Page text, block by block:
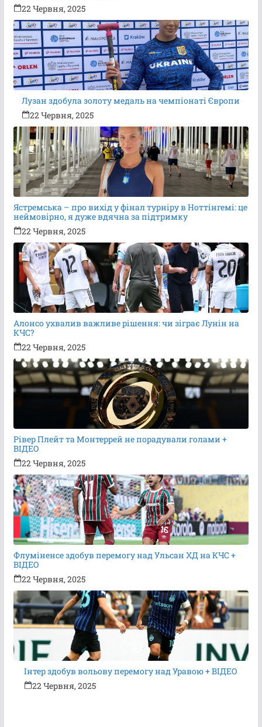
22 Червня, 2025
Лузан здобула золоту медаль на чемпіонаті Європи
22 Червня, 2025
Ястремська – про вихід у фінал турніру в Ноттінгемі: це
неймовірно, я дуже вдячна за підтримку
22 Червня, 2025
Алонсо ухвалив важливе рішення: чи зіграє Лунін на
КЧС?
22 Червня, 2025
Рівер Плейт та Монтеррей не порадували голами +
ВІДЕО
22 Червня, 2025
Флуміненсе здобув перемогу над Ульсан ХД на КЧС +
ВІДЕО
22 Червня, 2025
Інтер здобув вольову перемогу над Уравою + ВІДЕО
22 Червня, 2025